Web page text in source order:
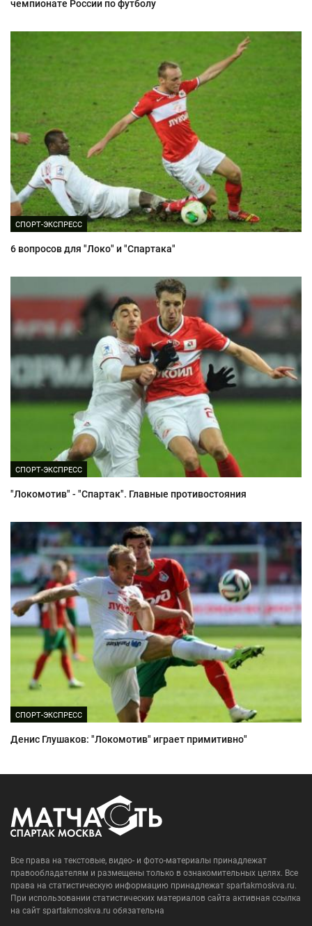
чемпионате России по футболу
СПОРТ-ЭКСПРЕСС
6 вопросов для "Локо" и "Спартака"
СПОРТ-ЭКСПРЕСС
"Локомотив" - "Спартак". Главные противостояния
СПОРТ-ЭКСПРЕСС
Денис Глушаков: "Локомотив" играет примитивно"
Все права на текстовые, видео- и фото-материалы принадлежат
правообладателям и размещены только в ознакомительных целях. Все
права на статистическую информацию принадлежат spartakmoskva.ru.
При использовании статистических материалов сайта активная ссылка
на сайт spartakmoskva.ru обязательна